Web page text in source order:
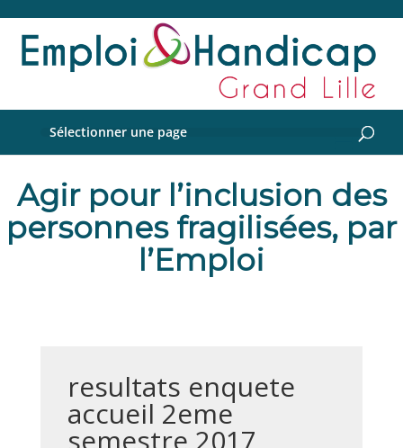
Sélectionner une page
Agir pour l’inclusion des
personnes fragilisées, par
l’Emploi
resultats enquete
accueil 2eme
semestre 2017